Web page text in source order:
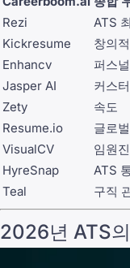
Rezi
ATS
Kickresume
창의
Enhancv
퍼스
Jasper AI
커스
Zety
속도
Resume.io
글로
VisualCV
임원진
HyreSnap
ATS
Teal
구직
2026년 ATS